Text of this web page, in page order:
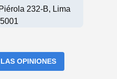
232-B, Lima
OPINIONES